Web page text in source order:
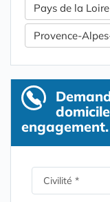
Pays de la Loire
Provence-
engagement.